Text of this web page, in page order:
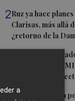
2Ruz ya hace
Clarisas, más allá
¿retorno de la
ViviFind, el
surgido del
alianzas con el
4Castelló apuesta
a